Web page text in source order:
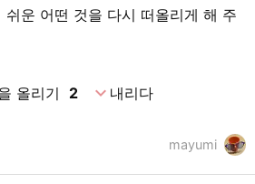
쉬운 어떤 것을 다시 떠올리게 해 주
올리기 2 expand_more내리다
mayumi